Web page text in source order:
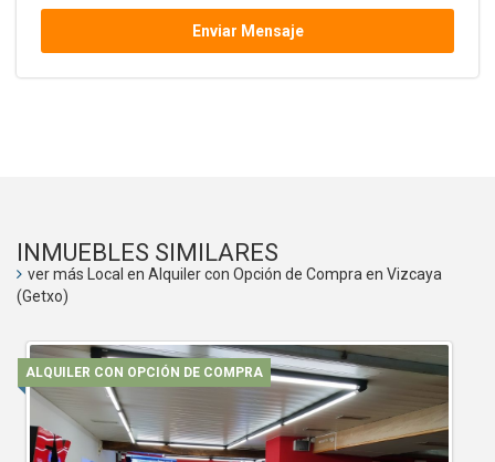
Enviar Mensaje
INMUEBLES SIMILARES
ver más Local en Alquiler con Opción de Compra en Vizcaya
(Getxo)
ALQUILER CON OPCIÓN DE COMPRA